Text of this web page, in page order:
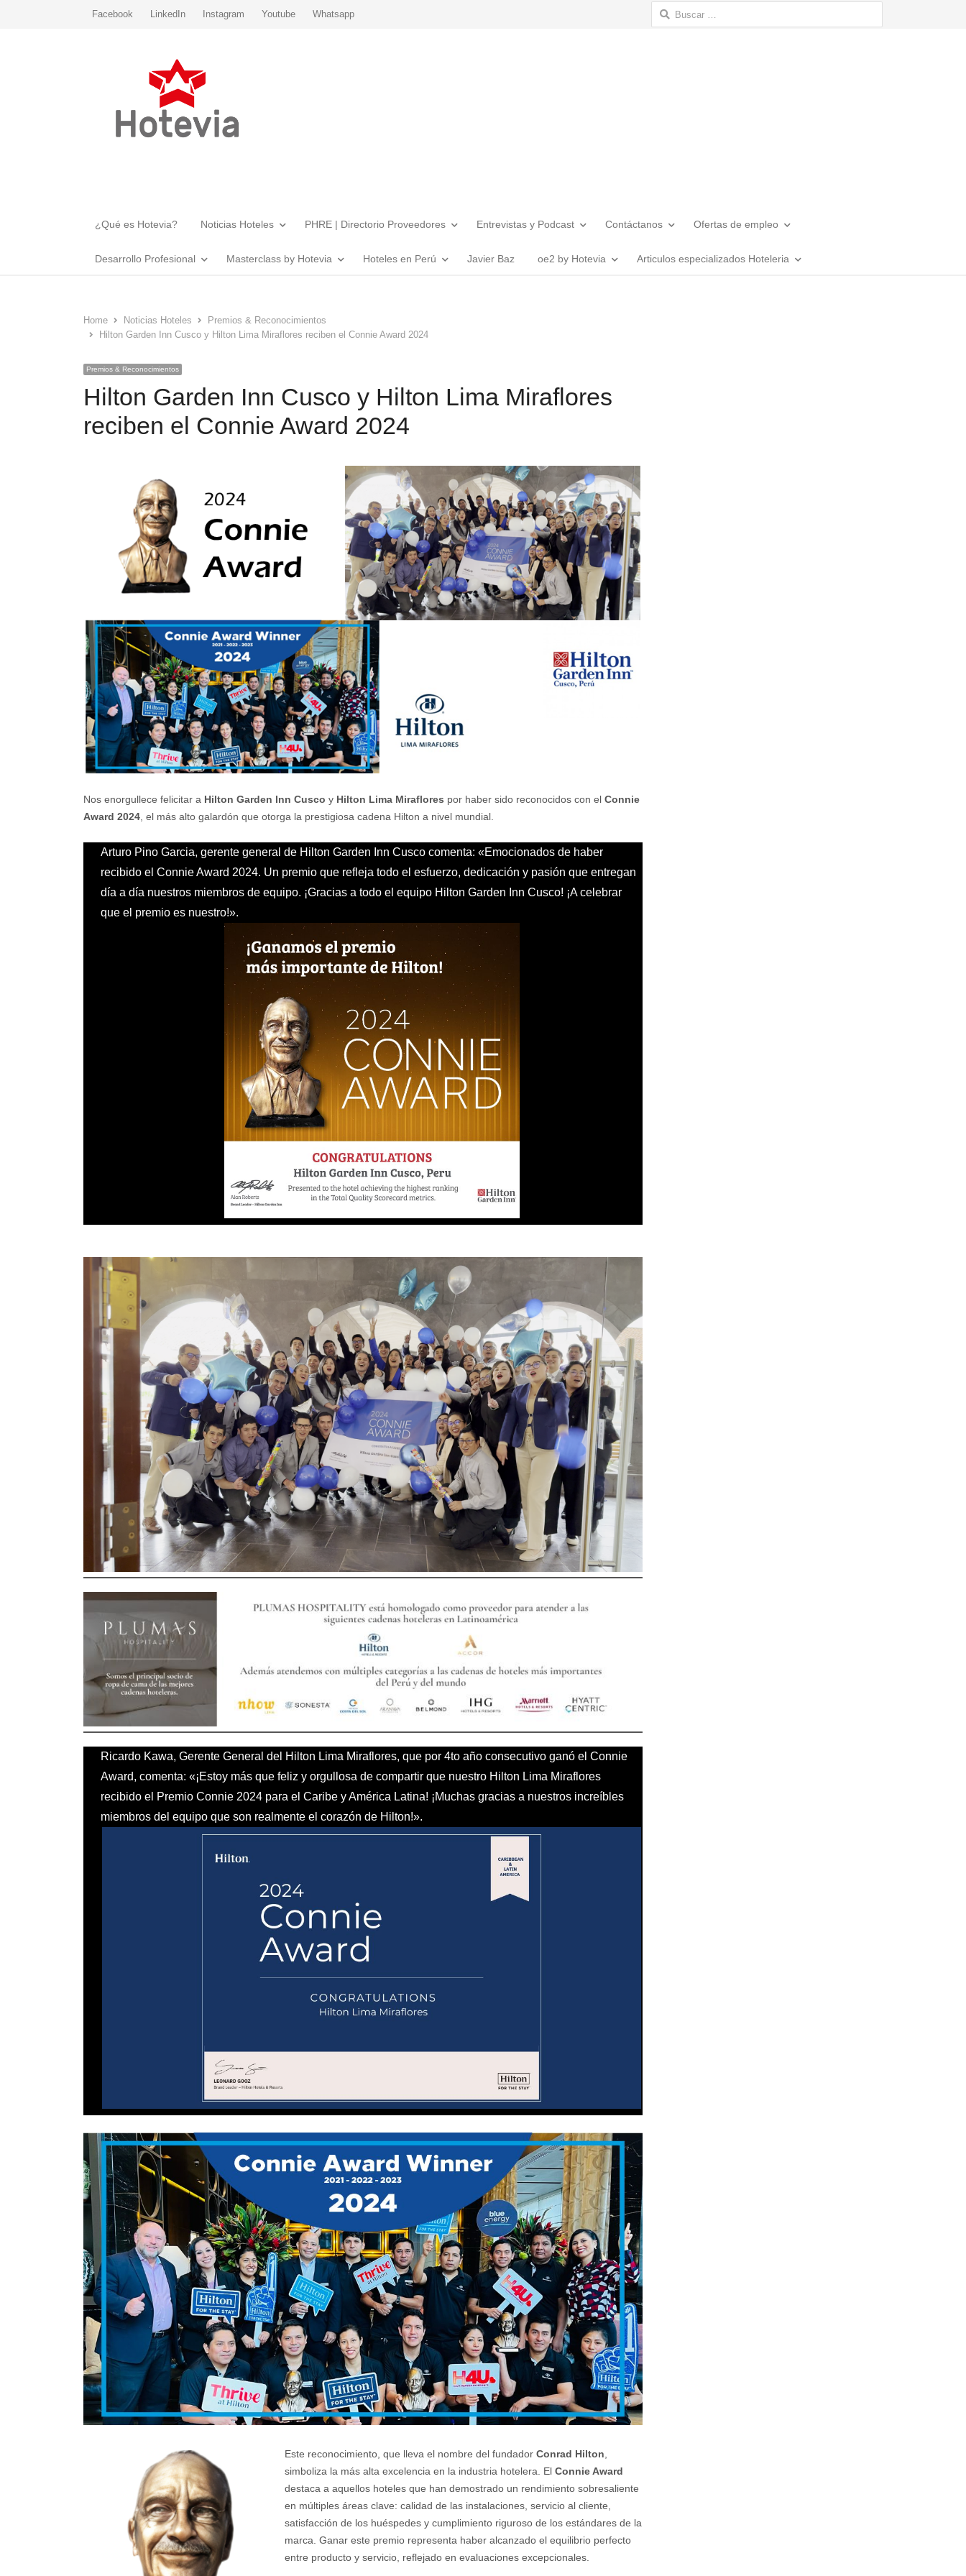
Facebook LinkedIn Instagram Youtube Whatsapp Buscar:
¿Qué es Hotevia? Noticias Hoteles PHRE | Directorio Proveedores Entrevistas y Podcast Contáctanos Ofertas de empleo
Desarrollo Profesional Masterclass by Hotevia Hoteles en Perú Javier Baz oe2 by Hotevia Articulos especializados Hoteleria
Home Noticias Hoteles
Premios & Reconocimientos
Hilton Garden Inn Cusco y Hilton Lima Miraflores reciben el Connie Award 2024
Premios & Reconocimientos
Hilton Garden Inn Cusco y Hilton Lima Miraflores
reciben el Connie Award 2024
Nos enorgullece felicitar a Hilton Garden Inn Cusco y Hilton Lima Miraflores por haber sido reconocidos con el Connie
Award 2024 , el más alto galardón que otorga la prestigiosa cadena Hilton a nivel mundial.
Arturo Pino Garcia, gerente general de Hilton Garden Inn Cusco comenta: «Emocionados de haber
recibido el Connie Award 2024. Un premio que refleja todo el esfuerzo, dedicación y pasión que entregan
día a día nuestros miembros de equipo. ¡Gracias a todo el equipo Hilton Garden Inn Cusco! ¡A celebrar
que el premio es nuestro!».
Ricardo Kawa, Gerente General del Hilton Lima Miraflores, que por 4to año consecutivo ganó el Connie
Award, comenta: «¡Estoy más que feliz y orgullosa de compartir que nuestro Hilton Lima Miraflores
recibido el Premio Connie 2024 para el Caribe y América Latina! ¡Muchas gracias a nuestros increíbles
miembros del equipo que son realmente el corazón de Hilton!».
Este reconocimiento, que lleva el nombre del fundador Conrad Hilton
simboliza la más alta excelencia en la industria hotelera. El Connie Award
destaca a aquellos hoteles que han demostrado un rendimiento sobresaliente
en múltiples áreas clave: calidad de las instalaciones, servicio al cliente,
satisfacción de los huéspedes y cumplimiento riguroso de los estándares de la
marca. Ganar este premio representa haber alcanzado el equilibrio perfecto
entre producto y servicio, reflejado en evaluaciones excepcionales.